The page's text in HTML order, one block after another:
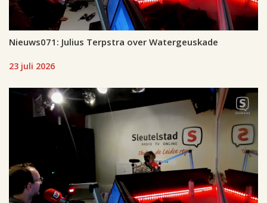
Nieuws071: Julius Terpstra over Watergeuskade
23 juli 2026